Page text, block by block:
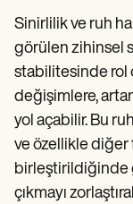
Sinirlilik ve ruh
görülen zihinsel
stabilitesinde rol
değişimlere,
yol açabilir. Bu
ve özellikle
birleştirildiğinde
çıkmayı